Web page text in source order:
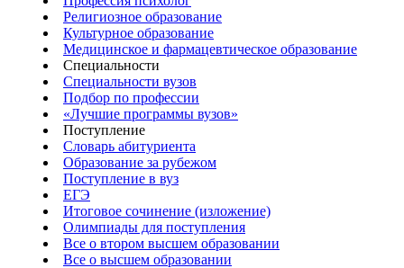
Религиозное образование
Культурное образование
Медицинское и фармацевтическое образование
Специальности
Специальности вузов
Подбор по профессии
«Лучшие программы вузов»
Поступление
Словарь абитуриента
Образование за рубежом
Поступление в вуз
ЕГЭ
Итоговое сочинение (изложение)
Олимпиады для поступления
Все о втором высшем образовании
Все о высшем образовании